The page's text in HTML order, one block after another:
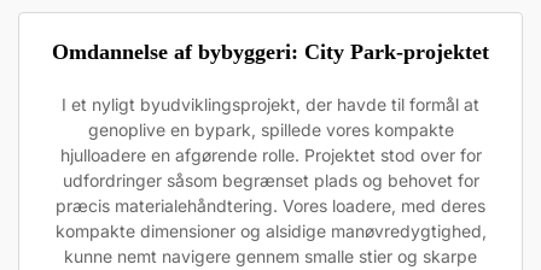
Omdannelse af bybyggeri: City Park-projektet
I et nyligt byudviklingsprojekt, der havde til formål at
genoplive en bypark, spillede vores kompakte
hjulloadere en afgørende rolle. Projektet stod over for
udfordringer såsom begrænset plads og behovet for
præcis materialehåndtering. Vores loadere, med deres
kompakte dimensioner og alsidige manøvredygtighed,
kunne nemt navigere gennem smalle stier og skarpe